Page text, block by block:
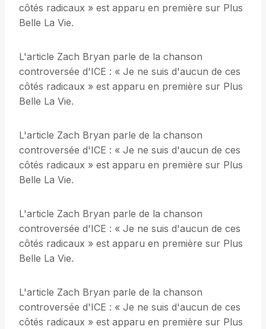
côtés radicaux » est apparu en première sur Plus
Belle La Vie.
L'article Zach Bryan parle de la chanson
controversée d'ICE : « Je ne suis d'aucun de ces
côtés radicaux » est apparu en première sur Plus
Belle La Vie.
L'article Zach Bryan parle de la chanson
controversée d'ICE : « Je ne suis d'aucun de ces
côtés radicaux » est apparu en première sur Plus
Belle La Vie.
L'article Zach Bryan parle de la chanson
controversée d'ICE : « Je ne suis d'aucun de ces
côtés radicaux » est apparu en première sur Plus
Belle La Vie.
L'article Zach Bryan parle de la chanson
controversée d'ICE : « Je ne suis d'aucun de ces
côtés radicaux » est apparu en première sur Plus